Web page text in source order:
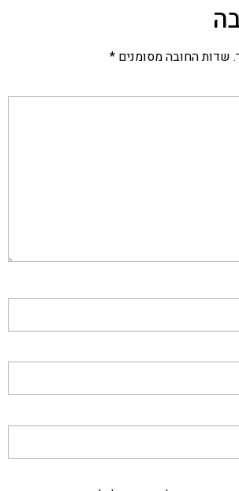
החובה מסומנים*